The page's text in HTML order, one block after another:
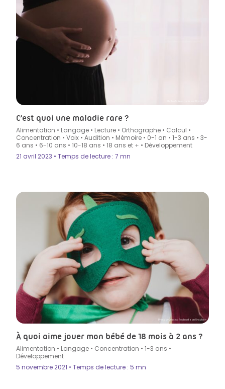
C’est quoi une maladie rare ?
Alimentation • Langage • Lecture • Orthographe • Calcul •
Concentration • Voix • Audition • Mémoire • 0-1 an • 1-3 ans • 3-
6 ans • 6-10 ans • 10-18 ans • 18 ans et + • Développement
21 avril 2023 • Temps de lecture : 7 mn
Photo by Jessica Rockowitz on Unsplash
À quoi aime jouer mon bébé de 18 mois à 2 ans ?
Alimentation • Langage • Concentration • 1-3 ans •
Développement
5 novembre 2021 • Temps de lecture : 5 mn